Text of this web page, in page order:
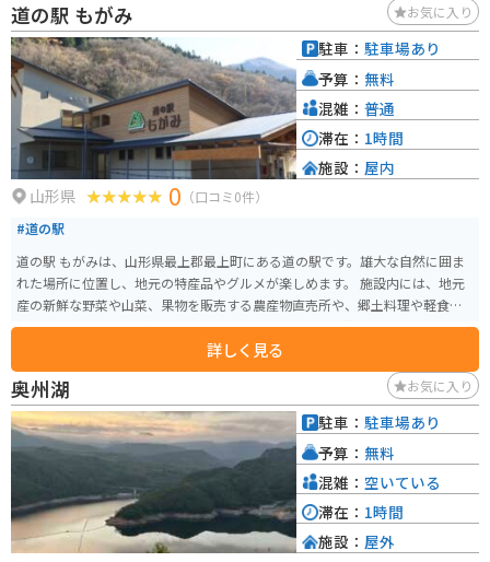
道の駅には広い駐車場が完備されているので安心です。周辺には、緑豊かな
丘陵地帯が広がっており、ツーリングの休憩スポットとしても最適です。栗
駒国定公園や伊豆沼・内沼などの観光スポットへのアクセスも良好です。 道
の駅 みやぎ米山は、地元の美味しいものを堪能できるだけでなく、周辺の観
光拠点としても便利な場所です。
道の駅 もがみ お気に入り
山形県 0 （口コミ0件）
#道の駅
道の駅 もがみは、山形県最上郡最上町にある道の駅です。雄大な自然に囲ま
れた場所に位置し、地元の特産品やグルメが楽しめます。 施設内には、地元
産の新鮮な野菜や山菜、果物を販売する農産物直売所や、郷土料理や軽食を
提供するレストランがあります。特に、最上町産のそば粉を使った手打ちそ
完備されているので安心です。周辺には、蔵王連峰や月山など、風光明媚なツ
ーリングコースが広がっています。道の駅でもらえる観光マップを参考に、
絶景スポットを巡ってみてはいかがでしょうか。 道の駅 もがみは、地元の特
産品や自然を満喫できるだけでなく、周辺の観光拠点としても便利な場所で
す。
詳しく見る
駐車： 駐車場あり
予算： 無料
混雑： 普通
滞在： 1時間
施設： 屋内
奥州湖 お気に入り
駐車： 駐車場あり
予算： 無料
混雑： 空いている
滞在： 1時間
施設： 屋外